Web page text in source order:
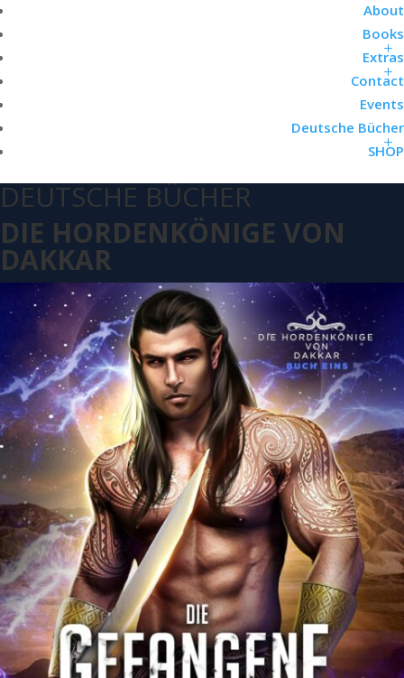
About
Books
Extras
Contact
Events
Deutsche Bücher
SHOP
DEUTSCHE BÜCHER
DIE HORDENKÖNIGE VON
DAKKAR